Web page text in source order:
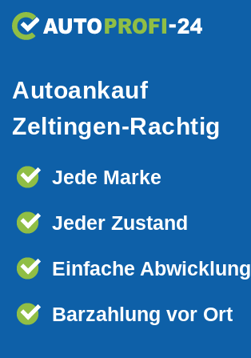
Autoankauf
Zeltingen-Rachtig
Jede Marke
Jeder Zustand
Einfache Abwicklung
Barzahlung vor Ort